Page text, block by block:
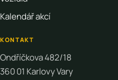
Kalendář akcí
KONTAKT
Ondříčkova 482/18
360 01 Karlovy Vary